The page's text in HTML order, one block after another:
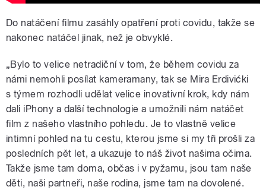
Do natáčení filmu zasáhly opatření proti covidu, takže se
nakonec natáčel jinak, než je obvyklé.
„Bylo to velice netradiční v tom, že během covidu za
námi nemohli posílat kameramany, tak se Mira Erdivićki
s týmem rozhodli udělat velice inovativní krok, kdy nám
dali iPhony a další technologie a umožnili nám natáčet
film z našeho vlastního pohledu. Je to vlastně velice
intimní pohled na tu cestu, kterou jsme si my tři prošli za
posledních pět let, a ukazuje to náš život našima očima.
Takže jsme tam doma, občas i v pyžamu, jsou tam naše
děti, naši partneři, naše rodina, jsme tam na dovolené.